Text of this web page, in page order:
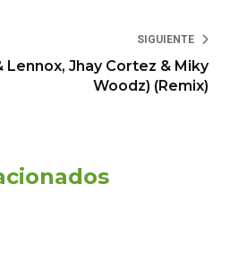
SIGUIENTE
Lennox, Jhay Cortez & Miky
Woodz) (Remix)